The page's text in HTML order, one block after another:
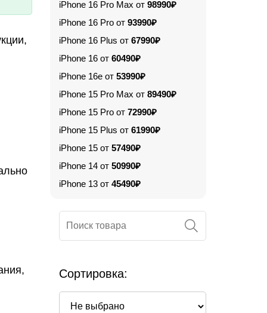
iPhone 16 Pro Max от 98990₽
iPhone 16 Pro от 93990₽
iPhone 16 Plus от 67990₽
iPhone 16 от 60490₽
iPhone 16e от 53990₽
iPhone 15 Pro Max от 89490₽
iPhone 15 Pro от 72990₽
iPhone 15 Plus от 61990₽
iPhone 15 от 57490₽
iPhone 14 от 50990₽
iPhone 13 от 45490₽
Сортировка: